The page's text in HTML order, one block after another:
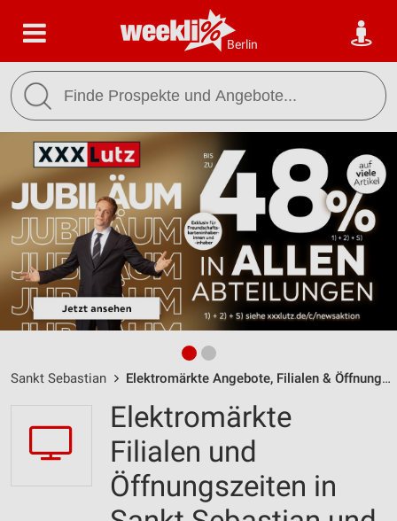
Berlin
Sankt Sebastian Elektromärkte Angebote, Filialen & Öffnungszeiten
Elektromärkte
Filialen und
Öffnungszeiten in